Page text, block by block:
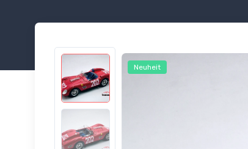
Neuheit